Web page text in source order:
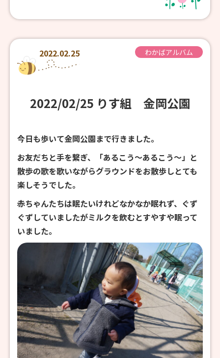
2022.02.25 わかばアルバム
2022/02/25 りす組 金岡公園
今日も歩いて金岡公園まで行きました。
お友だちと手を繋ぎ、「あるこう～あるこう～」と
散歩の歌を歌いながらグラウンドをお散歩しとても
楽しそうでした。
赤ちゃんたちは眠たいけれどなかなか眠れず、ぐず
ぐずしていましたがミルクを飲むとすやすや眠って
いました。